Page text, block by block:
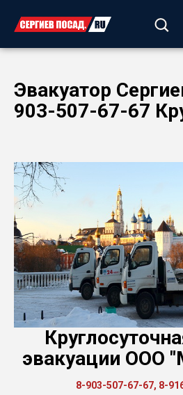
Эвакуатор
903-507-67-67
эвакуации ООО
8-903-507-67-67, 8-